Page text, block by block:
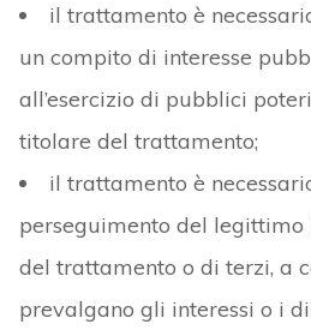
il trattamento è
un compito di interesse
all’esercizio di pubblici
titolare del trattamento;
il trattamento è
perseguimento del legittimo
del trattamento o di terzi, a
prevalgano gli interessi o i